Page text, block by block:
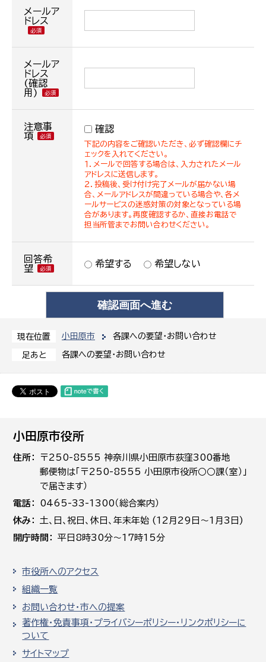
現在位置 小田原市 各課への要望・お問い合わせ
足あと 各課への要望・お問い合わせ
メールア
ドレス
メールア
ドレス
(確認
用)
注意事
項
確認
下記の内容をご確認いただき、必ず確認欄にチ
ェックを入れてください。
１．メールで回答する場合は、入力されたメール
アドレスに送信します。
２．投稿後、受け付け完了メールが届かない場
合、メールアドレスが間違っている場合や、各メ
ールサービスの迷惑対策の対象となっている場
合があります。再度確認するか、直接お電話で
担当所管までお問い合わせください。
回答希
望
希望する 希望しない
小田原市役所
住所
〒250-8555 神奈川県小田原市荻窪300番地
郵便物は「〒250-8555 小田原市役所○○課（室）」
で届きます）
電話
0465-33-1300（総合案内）
休み
土､日､祝日、休日、年末年始 (12月29日～1月3日)
開庁時間
平日8時30分～17時15分
市役所へのアクセス
組織一覧
お問い合わせ・市への提案
著作権・免責事項・プライバシーポリシー・リンクポリシーに
ついて
サイトマップ